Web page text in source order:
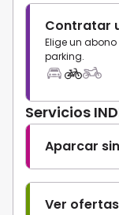
Contratar
Elige un
parking.
Servicios
Aparcar
Ver